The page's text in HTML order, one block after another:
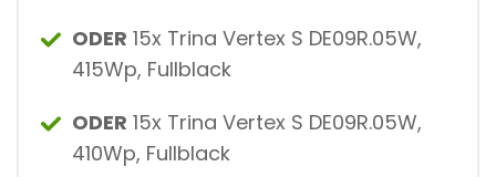
ODER 15x Trina Vertex S DE09R.05W,
415Wp, Fullblack
ODER 15x Trina Vertex S DE09R.05W,
410Wp, Fullblack